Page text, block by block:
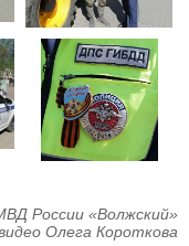
России «Волжский»
Олега Короткова